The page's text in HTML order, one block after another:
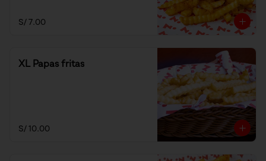
S/ 7.00
XL Papas fritas
S/ 10.00